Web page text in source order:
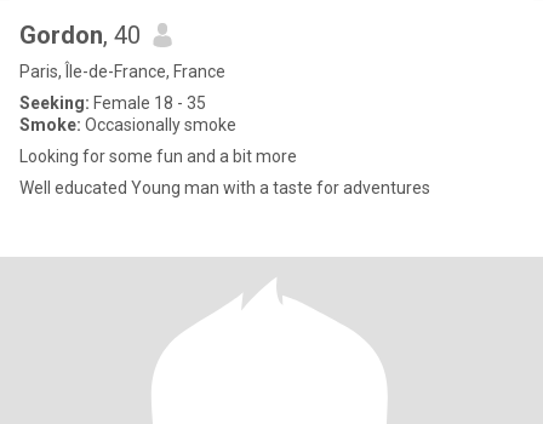
Gordon, 40
Paris, Île-de-France, France
Seeking: Female 18 - 35
Smoke: Occasionally smoke
Looking for some fun and a bit more
Well educated Young man with a taste for adventures